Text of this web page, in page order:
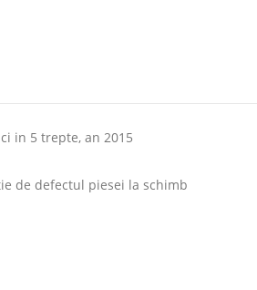
in 5 trepte, an 2015
de defectul piesei la schimb